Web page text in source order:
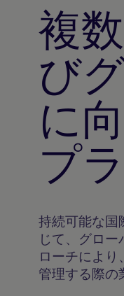
複
び
に
プ
持続可能な国
じて、グロ
ローチにより
管理する際の